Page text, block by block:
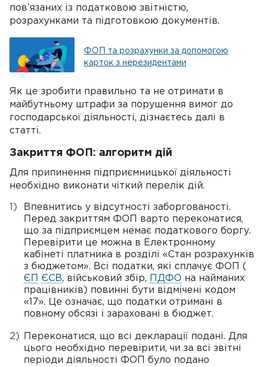
пов’язаних із податковою звітністю,
розрахунками та підготовкою документів.
ФОП та розрахунки за допомогою
карток з нерезидентами
Як це зробити правильно та не отримати в
майбутньому штрафи за порушення вимог до
господарської діяльності, дізнаєтесь далі в
статті.
Закриття ФОП: алгоритм дій
Для припинення підприємницької діяльності
необхідно виконати чіткий перелік дій.
Впевнитись у відсутності заборгованості.
Перед закриттям ФОП варто переконатися,
що за підприємцем немає податкового боргу.
Перевірити це можна в Електронному
кабінеті платника в розділі «Стан розрахунків
з бюджетом». Всі податки, які сплачує ФОП (
ЄП
ЄСВ, військовий збір, ПДФО на найманих
працівників) повинні бути відмічені кодом
«17». Це означає, що податки отримані в
повному обсязі і зараховані в бюджет.
Переконатися, що всі декларації подані. Для
цього необхідно перевірити, чи за всі звітні
періоди діяльності ФОП було подано